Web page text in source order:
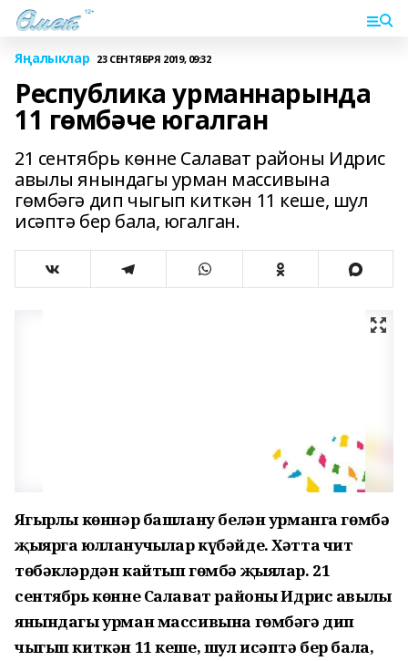
Яңалыклар 23 СЕНТЯБРЯ 2019, 09:32
Республика урманнарында
11 гөмбәче югалган
21 сентябрь көнне Салават районы Идрис
авылы янындагы урман массивына
гөмбәгә дип чыгып киткән 11 кеше, шул
исәптә бер бала, югалган.
Яңгырлы көннәр башлану белән урманга гөмбә
җыярга юлланучылар күбәйде. Хәтта чит
төбәкләрдән кайтып гөмбә җыялар. 21
сентябрь көнне Салават районы Идрис авылы
янындагы урман массивына гөмбәгә дип
чыгып киткән 11 кеше, шул исәптә бер бала,